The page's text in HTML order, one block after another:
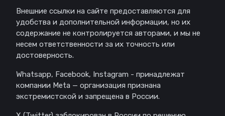
Внешние ссылки на сайте предоставляются для
удобства и дополнительной информации, но их
содержание не контролируется авторами, и мы не
несем ответственности за их точность или
достоверность.
Whatsapp, Facebook, Instagram - принадлежат
компании Meta — организация признана
экстремистской и запрещена в России.